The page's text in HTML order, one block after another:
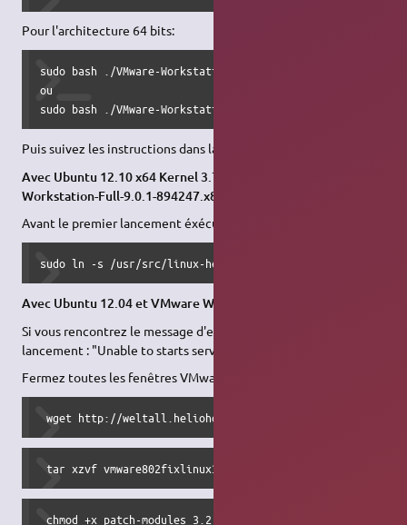
Pour l'architecture 64 bits:
sudo bash ./VMware-Workstation-Full-11.1.4-
ou
sudo bash ./VMware-Workstation-Full-10.0.6-
Puis suivez les instructions dans la fenêtre qui s'affiche.
Avec Ubuntu 12.10 x64 Kernel 3.7.0-7 et VMware-
Workstation-Full-9.0.1-894247.x86_64.bundle
Avant le premier lancement éxécutez :
sudo ln -s /usr/src/linux-headers-3.7.0-7-generic/
Avec Ubuntu 12.04 et VMware Workstation 8.0.2
Si vous rencontrez le message d'erreur suivant au premier
lancement : "Unable to starts service vmnet!"
Fermez toutes les fenêtres VMware puis executez
wget http://weltall.heliohost.org/wordpress/wp-content/
tar xzvf vmware802fixlinux320.tar.gz
chmod +x patch-modules_3.2.0.sh